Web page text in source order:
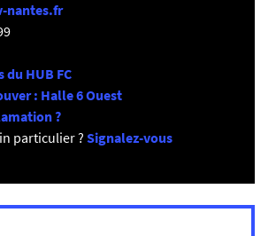
nantes.fr
du HUB FC
: Halle 6 Ouest
?
particulier ? Signalez-vous